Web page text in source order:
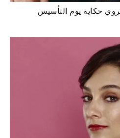
حكاية يوم التأسيس